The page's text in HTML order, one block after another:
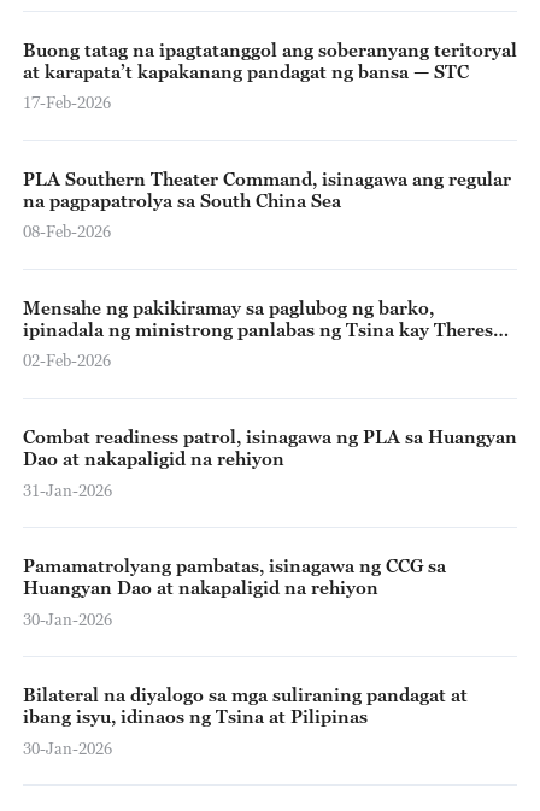
Buong tatag na ipagtatanggol ang soberanyang teritoryal
at karapata’t kapakanang pandagat ng bansa — STC
17-Feb-2026
PLA Southern Theater Command, isinagawa ang regular
na pagpapatrolya sa South China Sea
08-Feb-2026
Mensahe ng pakikiramay sa paglubog ng barko,
ipinadala ng ministrong panlabas ng Tsina kay Theresa
Lazaro
02-Feb-2026
Combat readiness patrol, isinagawa ng PLA sa Huangyan
Dao at nakapaligid na rehiyon
31-Jan-2026
Pamamatrolyang pambatas, isinagawa ng CCG sa
Huangyan Dao at nakapaligid na rehiyon
30-Jan-2026
Bilateral na diyalogo sa mga suliraning pandagat at
ibang isyu, idinaos ng Tsina at Pilipinas
30-Jan-2026